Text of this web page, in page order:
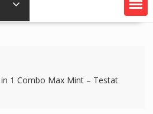
1 Combo Max Mint – Testat